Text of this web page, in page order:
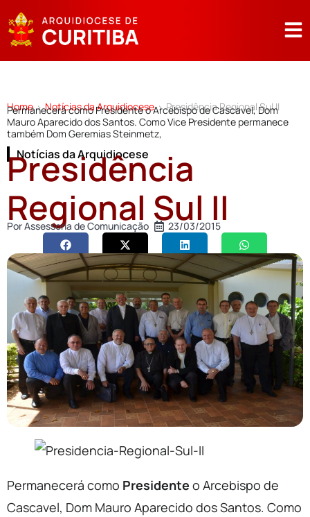
Home > Notícias da Arquidiocese > Presidência Regional Sul II
Permanecerá como Presidente o Arcebispo de Cascavel, Dom
Mauro Aparecido dos Santos. Como Vice Presidente permanece
também Dom Geremias Steinmetz,
Notícias da Arquidiocese
Presidência
Regional Sul II
PorAssessoria de Comunicação 23/03/2015
Permanecerá como Presidente o Arcebispo de
Cascavel, Dom Mauro Aparecido dos Santos. Como